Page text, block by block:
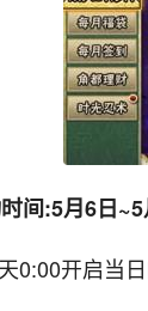
间:5月6日~5
0:00开启当